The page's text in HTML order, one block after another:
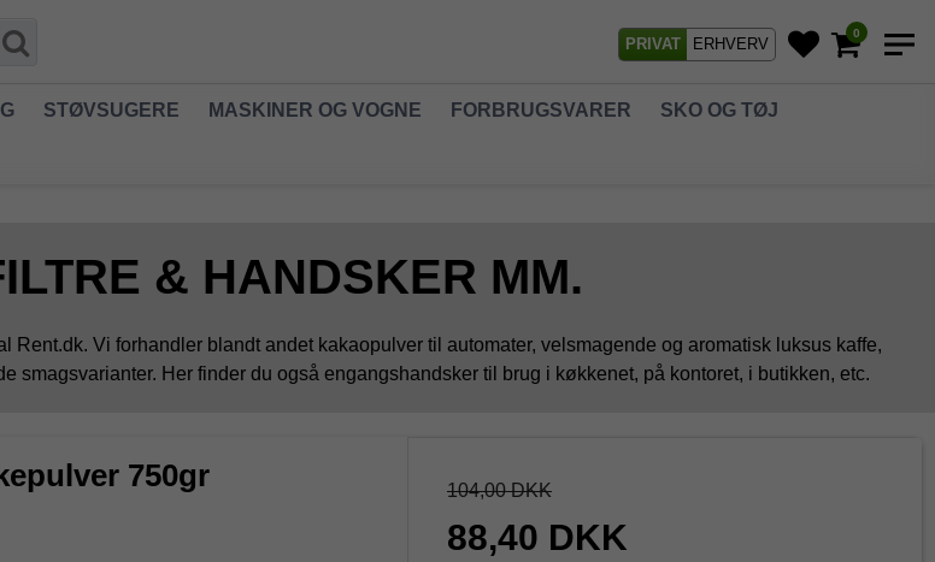
PRIVAT ERHVERV
0
STØVSUGERE MASKINER OG VOGNE FORBRUGSVARER SKO OG TØJ
& HANDSKER MM.
Vi forhandler blandt andet kakaopulver til automater, velsmagende og aromatisk luksus kaffe,
Her finder du også engangshandsker til brug i køkkenet, på kontoret, i butikken, etc.
750gr 104,00 DKK
88,40 DKK